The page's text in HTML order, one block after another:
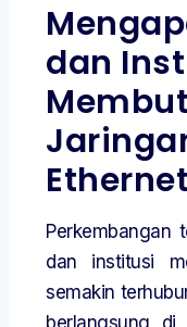
dan
Perkembangan
dan institusi
semakin